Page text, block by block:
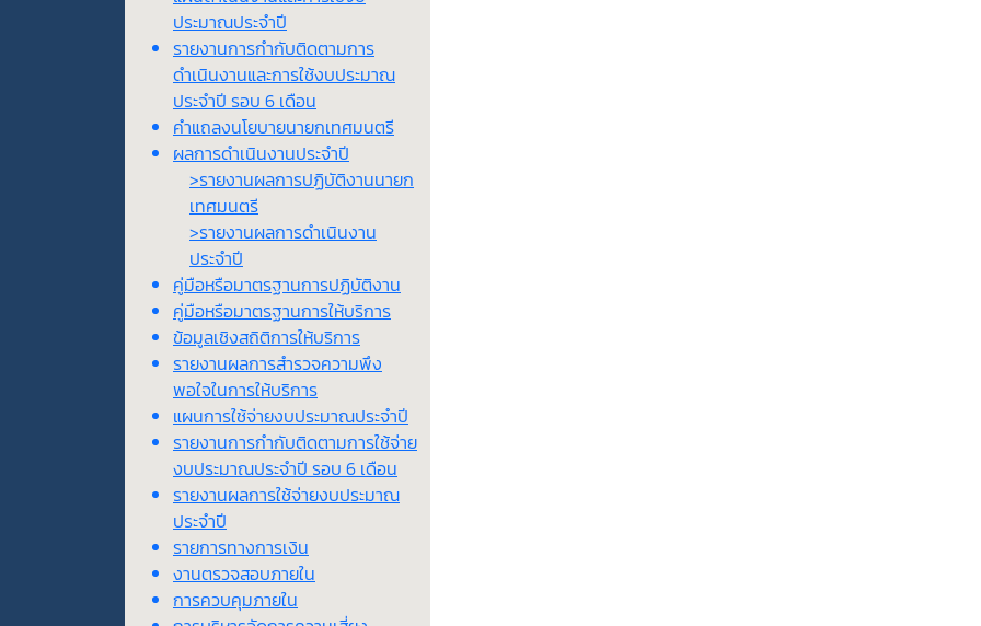
ประมาณประจำปี
รายงานการกำกับติดตามการ
ดำเนินงานและการใช้งบประมาณ
ประจำปี รอบ 6 เดือน
คำแถลงนโยบายนายกเทศมนตรี
ผลการดำเนินงานประจำปี
>รายงานผลการปฏิบัติงานนายก
เทศมนตรี
>รายงานผลการดำเนินงาน
ประจำปี
คู่มือหรือมาตรฐานการปฏิบัติงาน
คู่มือหรือมาตรฐานการให้บริการ
ข้อมูลเชิงสถิติการให้บริการ
รายงานผลการสำรวจความพึง
พอใจในการให้บริการ
แผนการใช้จ่ายงบประมาณประจำปี
รายงานการกำกับติดตามการใช้จ่าย
งบประมาณประจำปี รอบ 6 เดือน
รายงานผลการใช้จ่ายงบประมาณ
ประจำปี
รายการทางการเงิน
งานตรวจสอบภายใน
การควบคุมภายใน